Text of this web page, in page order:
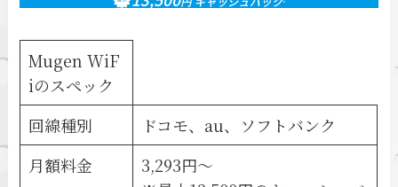
Mugen WiF
iのスペック
回線種別
ドコモ、au、ソフトバンク
月額料金
3,293円～